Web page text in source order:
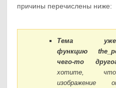
причины перечислены ниже:
Тема уже
функцию
чего-то
хотите,
изображение